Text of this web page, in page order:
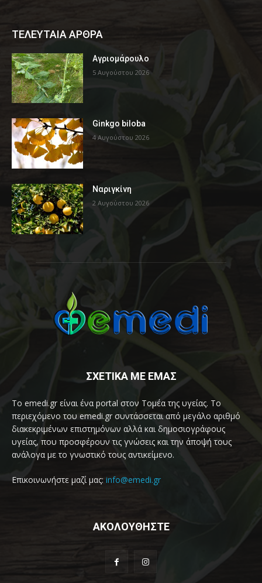
ΤΕΛΕΥΤΑΙΑ ΑΡΘΡΑ
Αγριομάρουλο
5 Αυγούστου 2026
Ginkgo biloba
4 Αυγούστου 2026
Ναριγκίνη
2 Αυγούστου 2026
ΣΧΕΤΙΚΑ ΜΕ ΕΜΑΣ
Το emedi.gr είναι ένα portal στον Τομέα της υγείας. Το
περιεχόμενο του emedi.gr συντάσσεται από μεγάλο αριθμό
διακεκριμένων επιστημόνων αλλά και δημοσιογράφους
υγείας, που προσφέρουν τις γνώσεις και την άποψή τους
ανάλογα με το γνωστικό τους αντικείμενο.
Επικοινωνήστε μαζί μας: info@emedi.gr
ΑΚΟΛΟΥΘΗΣΤΕ